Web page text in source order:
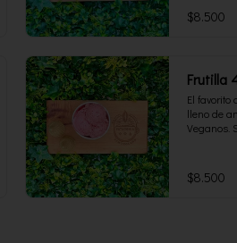
$8.500
Frutilla
El favorito
lleno de
Veganos.
$8.500